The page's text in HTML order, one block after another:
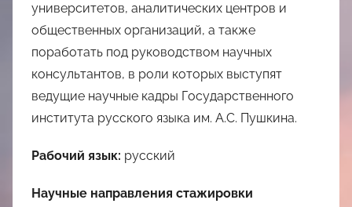
университетов, аналитических центров и
общественных организаций, а также
поработать под руководством научных
консультантов, в роли которых выступят
ведущие научные кадры Государственного
института русского языка им. А.С. Пушкина.
Рабочий язык: русский
Научные направления стажировки